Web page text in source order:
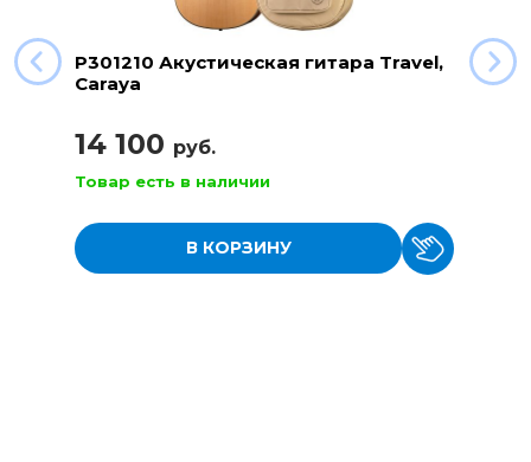
P301210 Акустическая гитара Travel,
Caraya
14 100 руб.
Товар есть в наличии
В КОРЗИНУ